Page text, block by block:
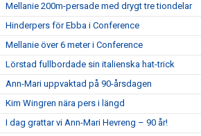
Mellanie 200m-persade med drygt tre tiondelar
Hinderpers för Ebba i Conference
Mellanie över 6 meter i Conference
Lörstad fullbordade sin italienska hat-trick
Ann-Mari uppvaktad på 90-årsdagen
Kim Wingren nära pers i längd
I dag grattar vi Ann-Mari Hevreng – 90 år!